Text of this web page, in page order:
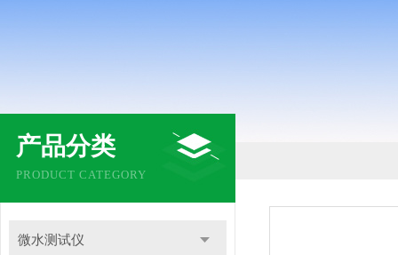
产品分类
PRODUCT CATEGORY
微水测试仪